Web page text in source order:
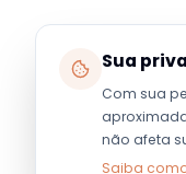
Sua
Com sua
não afeta
Saiba